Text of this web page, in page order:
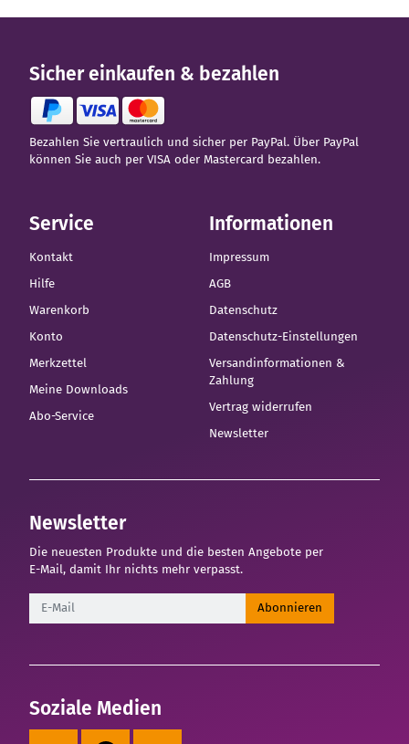
Sicher einkaufen & bezahlen
Bezahlen Sie vertraulich und sicher per PayPal. Über PayPal
können Sie auch per VISA oder Mastercard bezahlen.
Service
Kontakt
Hilfe
Warenkorb
Konto
Merkzettel
Meine Downloads
Abo-Service
Informationen
Impressum
AGB
Datenschutz
Datenschutz-Einstellungen
Versandinformationen &
Zahlung
Vertrag widerrufen
Newsletter
Newsletter
Die neuesten Produkte und die besten Angebote per
E-Mail, damit Ihr nichts mehr verpasst.
Newsletter Abonnieren
Soziale Medien